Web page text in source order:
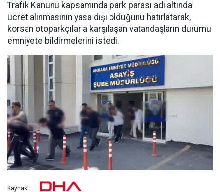
Trafik Kanunu kapsamında park parası adı altında
ücret alınmasının yasa dışı olduğunu hatırlatarak,
korsan otoparkçılarla karşılaşan vatandaşların durumu
emniyete bildirmelerini istedi.
Kaynak: